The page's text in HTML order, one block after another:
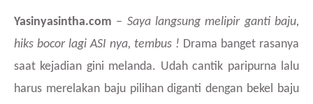
Yasinyasintha.com – Saya langsung melipir ganti baju,
hiks bocor lagi ASI nya, tembus ! Drama banget rasanya
saat kejadian gini melanda. Udah cantik paripurna lalu
harus merelakan baju pilihan diganti dengan bekel baju